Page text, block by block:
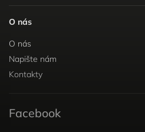
O nás
O nás
Napište nám
Kontakty
Facebook